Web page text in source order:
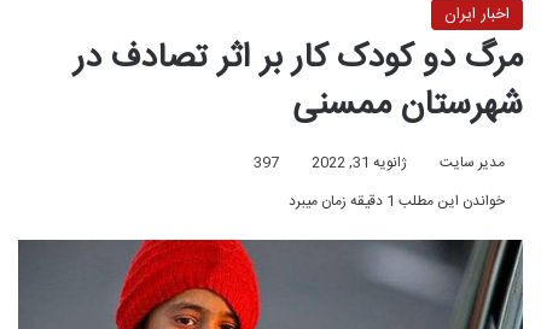
اخبار ایران
مرگ دو کودک کار بر اثر تصادف در
شهرستان ممسنی
مدیر سایت ژانویه 31, 2022
397
خواندن این مطلب 1 دقیقه زمان میبرد